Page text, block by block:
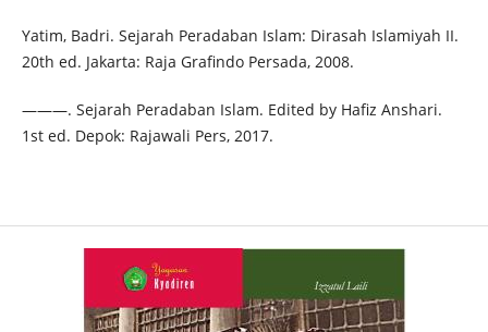
Yatim, Badri. Sejarah Peradaban Islam: Dirasah Islamiyah II.
20th ed. Jakarta: Raja Grafindo Persada, 2008.
———. Sejarah Peradaban Islam. Edited by Hafiz Anshari.
1st ed. Depok: Rajawali Pers, 2017.